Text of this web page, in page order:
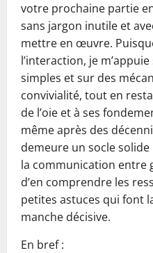
votre prochaine partie
sans jargon inutile et
mettre en œuvre.
l’interaction, je
simples et sur des
convivialité, tout en
de l’oie et à ses
même après des
demeure un socle
la communication entre
d’en comprendre les
petites astuces qui font
manche décisive.
En bref :